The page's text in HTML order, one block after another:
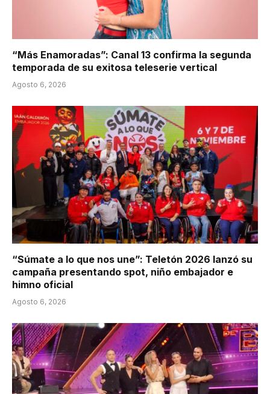
“Más Enamoradas”: Canal 13 confirma la segunda
temporada de su exitosa teleserie vertical
Agosto 6, 2026
“Súmate a lo que nos une”: Teletón 2026 lanzó su
campaña presentando spot, niño embajador e
himno oficial
Agosto 6, 2026